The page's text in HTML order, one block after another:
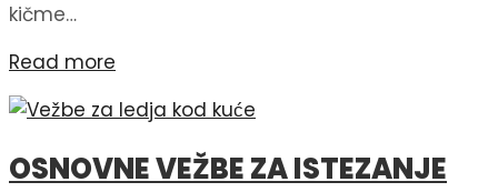
kičme…
Read more
OSNOVNE VEŽBE ZA ISTEZANJE